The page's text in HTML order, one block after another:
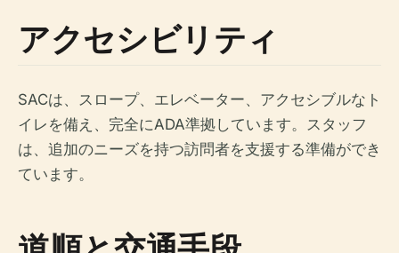
アクセシビリティ
SACは、スロープ、エレベーター、アクセシブルなト
イレを備え、完全にADA準拠しています。スタッフ
は、追加のニーズを持つ訪問者を支援する準備ができ
ています。